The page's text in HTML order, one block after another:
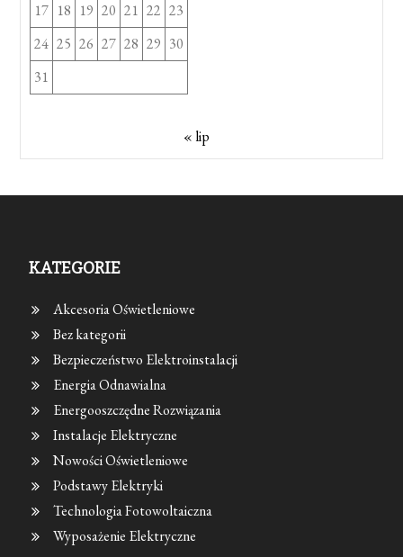
17 18 19 20 21 22 23
24 25 26 27 28 29 30
31
« lip
KATEGORIE
Akcesoria Oświetleniowe
Bez kategorii
Bezpieczeństwo Elektroinstalacji
Energia Odnawialna
Energooszczędne Rozwiązania
Instalacje Elektryczne
Nowości Oświetleniowe
Podstawy Elektryki
Technologia Fotowoltaiczna
Wyposażenie Elektryczne